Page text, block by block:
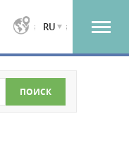
RU